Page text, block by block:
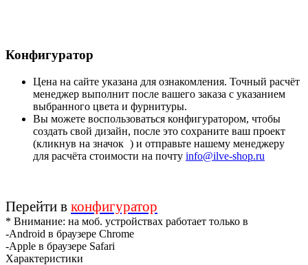
Конфигуратор
Цена на сайте указана для ознакомления. Точный расчёт
менеджер выполнит после вашего заказа с указанием
выбранного цвета и фурнитуры.
Вы можете воспользоваться конфигуратором, чтобы
создать свой дизайн, после это сохраните ваш проект
(кликнув на значок ) и отправьте нашему менеджеру
для расчёта стоимости на почту info@ilve-shop.ru
Перейти в конфигуратор
* Внимание: на моб. устройствах работает только в
-Android в браузере Chrome
-Apple в браузере Safari
Характеристики